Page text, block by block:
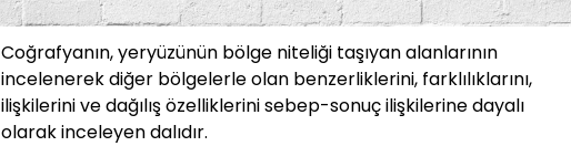
Coğrafyanın, yeryüzünün bölge niteliği taşıyan alanlarının
incelenerek diğer bölgelerle olan benzerliklerini, farklılıklarını,
ilişkilerini ve dağılış özelliklerini sebep-sonuç ilişkilerine dayalı
olarak inceleyen dalıdır.